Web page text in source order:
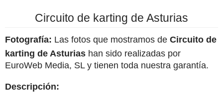
Circuito de karting de Asturias
Fotografía: Las fotos que mostramos de Circuito de
karting de Asturias han sido realizadas por
EuroWeb Media, SL y tienen toda nuestra garantía.
Descripción: